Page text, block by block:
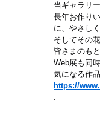
当ギャラリ
長年お作り
に、やさし
そしてその
皆さまのも
Web展も同
気になる作
https://
.